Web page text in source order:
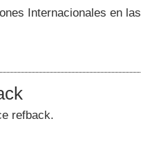
Internacionales en
refback.